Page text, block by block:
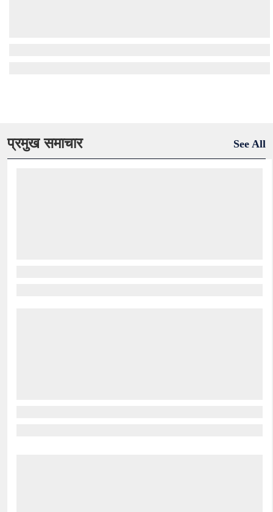
प्रमुख समाचार See All